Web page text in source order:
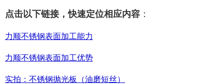
点击以下链接，快速定位相应内容 ：
力顺不锈钢表面加工能力
力顺不锈钢表面加工优势
实拍：不锈钢抛光板（油磨短丝）